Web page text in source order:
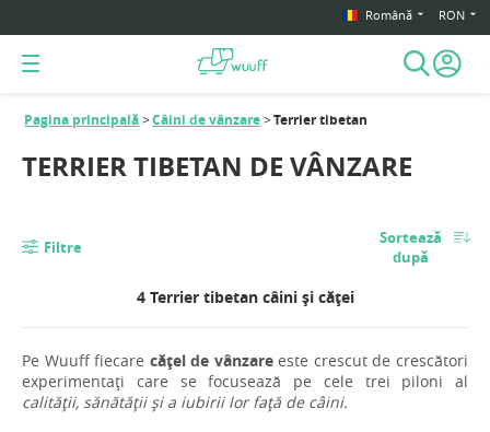
Română RON
TERRIER TIBETAN DE VÂNZARE
Pagina principală Câini de vânzare Terrier tibetan
Filtre
Sortează
după
4 Terrier tibetan câini și căței
Pe Wuuff fiecare cățel de vânzareeste crescut de crescători
experimentați care se focusează pe cele trei piloni al
calității, sănătății și a iubirii lor față de câini.